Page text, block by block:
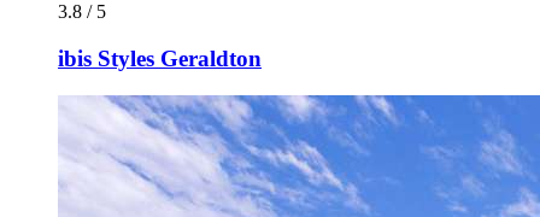
3.8 / 5
ibis Styles Geraldton